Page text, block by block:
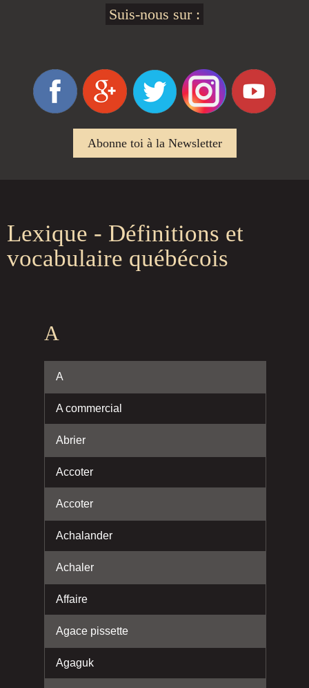
Suis-nous sur :
Abonne toi à la Newsletter
Lexique - Définitions et
vocabulaire québécois
A
A
A commercial
Abrier
Accoter
Accoter
Achalander
Achaler
Affaire
Agace pissette
Agaguk